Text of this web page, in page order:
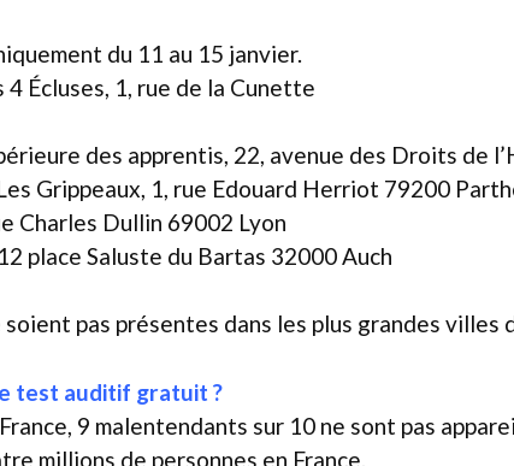
du 11 au 15 janvier.
Écluses, 1, rue de la Cunette
des apprentis, 22, avenue des Droits de
Grippeaux, 1, rue Edouard Herriot 79200
Charles Dullin 69002 Lyon
place Saluste du Bartas 32000 Auch
soient pas présentes dans les plus grandes
test auditif gratuit ?
9 malentendants sur 10 ne sont pas
millions de personnes en France.